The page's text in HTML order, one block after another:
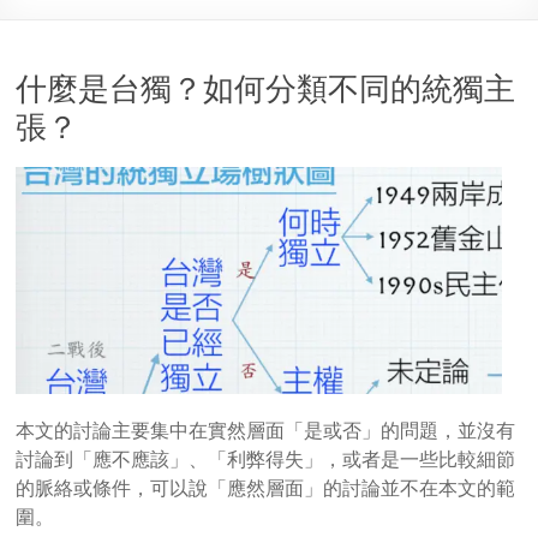
什麼是台獨？如何分類不同的統獨主
張？
本文的討論主要集中在實然層面「是或否」的問題，並沒有
討論到「應不應該」、「利弊得失」，或者是一些比較細節
的脈絡或條件，可以說「應然層面」的討論並不在本文的範
圍。